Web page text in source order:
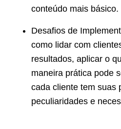
conteúdo mais básico.
Desafios de
como lidar com
resultados, aplicar o
maneira prática pode
cada cliente tem suas
peculiaridades e